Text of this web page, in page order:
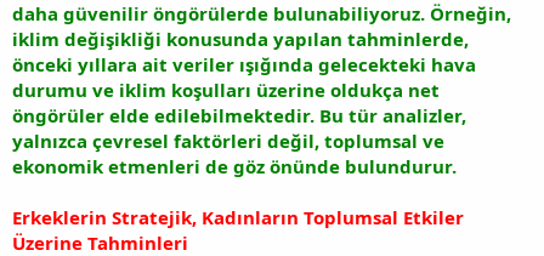
daha güvenilir öngörülerde bulunabiliyoruz. Örneğin,
iklim değişikliği konusunda yapılan tahminlerde,
önceki yıllara ait veriler ışığında gelecekteki hava
durumu ve iklim koşulları üzerine oldukça net
öngörüler elde edilebilmektedir. Bu tür analizler,
yalnızca çevresel faktörleri değil, toplumsal ve
ekonomik etmenleri de göz önünde bulundurur.
Erkeklerin Stratejik, Kadınların Toplumsal Etkiler
Üzerine Tahminleri